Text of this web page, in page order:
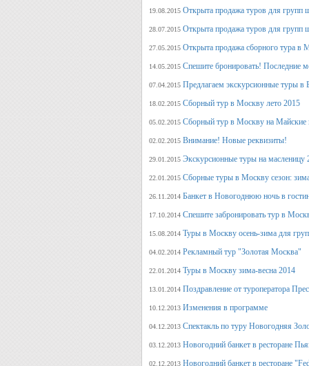
19.08.2015 Открыта продажа туров для групп
28.07.2015 Открыта продажа туров для групп
27.05.2015 Открыта продажа сборного тура в
14.05.2015 Спешите бронировать! Последние
07.04.2015 Предлагаем экскурсионные туры в
18.02.2015 Сборный тур в Москву лето 2015
05.02.2015 Сборный тур в Москву на Майские
02.02.2015 Внимание! Новые реквизиты!
29.01.2015 Экскурсионные туры на масленицу
22.01.2015 Сборные туры в Москву сезон:
26.11.2014 Банкет в Новогоднюю ночь в
17.10.2014 Спешите забронировать тур в
15.08.2014 Туры в Москву осень-зима для
04.02.2014 Рекламный тур "Золотая Москва"
22.01.2014 Туры в Москву зима-весна 2014
13.01.2014 Поздравление от туроператора
10.12.2013 Изменения в программе
04.12.2013 Спектакль по туру Новогодняя
03.12.2013 Новогодний банкет в ресторане
02.12.2013 Новогодний банкет в ресторане